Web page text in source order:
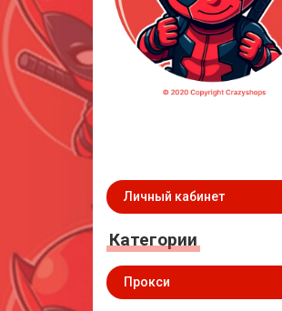
Личный кабинет
Категории
Прокси